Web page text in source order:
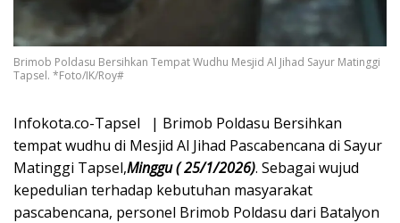
Brimob Poldasu Bersihkan Tempat Wudhu Mesjid Al Jihad Sayur Matinggi
Tapsel. *Foto/IK/Roy#
Infokota.co-Tapsel | Brimob Poldasu Bersihkan
tempat wudhu di Mesjid Al Jihad Pascabencana di Sayur
Matinggi Tapsel,Minggu ( 25/1/2026). Sebagai wujud
kepedulian terhadap kebutuhan masyarakat
pascabencana, personel Brimob Poldasu dari Batalyon